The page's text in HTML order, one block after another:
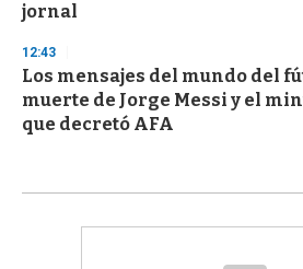
jornal
12:43
Los mensajes del mundo del
muerte de Jorge Messi y el
que decretó AFA